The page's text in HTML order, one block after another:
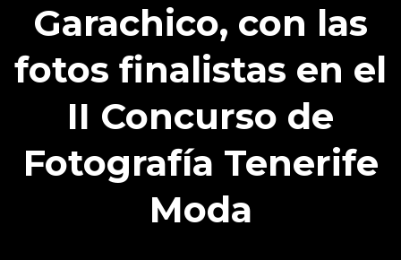
Garachico, con las
fotos finalistas en el
II Concurso de
Fotografía Tenerife
Moda